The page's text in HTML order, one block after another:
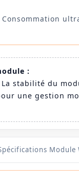
Consommation
:
stabilité du
une gestion
Module